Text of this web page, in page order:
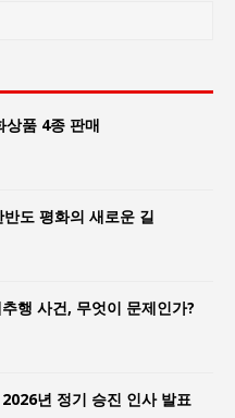
상품 4종 판매
도 평화의 새로운 길
행 사건, 무엇이 문제인가?
년 정기 승진 인사 발표